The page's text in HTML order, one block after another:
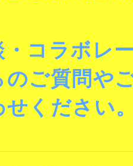
コラボレ
ご質問や
せください